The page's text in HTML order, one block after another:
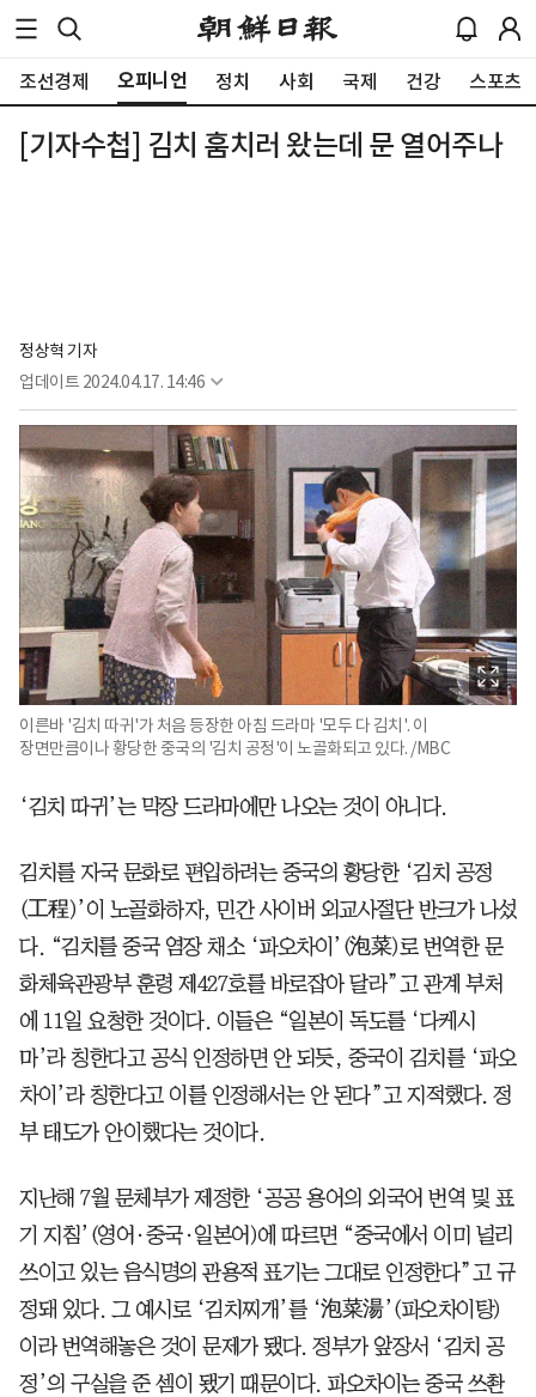
조선경제 오피니언 정치 사회 국제 건강 스포츠
[기자수첩] 김치 훔치러 왔는데 문 열어주나
정상혁 기자
업데이트 2024.04.17. 14:46
이른바 '김치 따귀'가 처음 등장한 아침 드라마 '모두 다 김치'. 이
장면만큼이나 황당한 중국의 '김치 공정'이 노골화되고 있다. /MBC
‘김치 따귀’는 막장 드라마에만 나오는 것이 아니다.
김치를 자국 문화로 편입하려는 중국의 황당한 ‘김치 공정
(工程)’이 노골화하자, 민간 사이버 외교사절단 반크가 나섰
다. “김치를 중국 염장 채소 ‘파오차이’(泡菜)로 번역한 문
화체육관광부 훈령 제427호를 바로잡아 달라”고 관계 부처
에 11일 요청한 것이다. 이들은 “일본이 독도를 ‘다케시
마’라 칭한다고 공식 인정하면 안 되듯, 중국이 김치를 ‘파오
차이’라 칭한다고 이를 인정해서는 안 된다”고 지적했다. 정
부 태도가 안이했다는 것이다.
지난해 7월 문체부가 제정한 ‘공공 용어의 외국어 번역 및 표
기 지침’(영어·중국·일본어)에 따르면 “중국에서 이미 널리
쓰이고 있는 음식명의 관용적 표기는 그대로 인정한다”고 규
정돼 있다. 그 예시로 ‘김치찌개’를 ‘泡菜湯’(파오차이탕)
이라 번역해놓은 것이 문제가 됐다. 정부가 앞장서 ‘김치 공
정’의 구실을 준 셈이 됐기 때문이다. 파오차이는 중국 쓰촨